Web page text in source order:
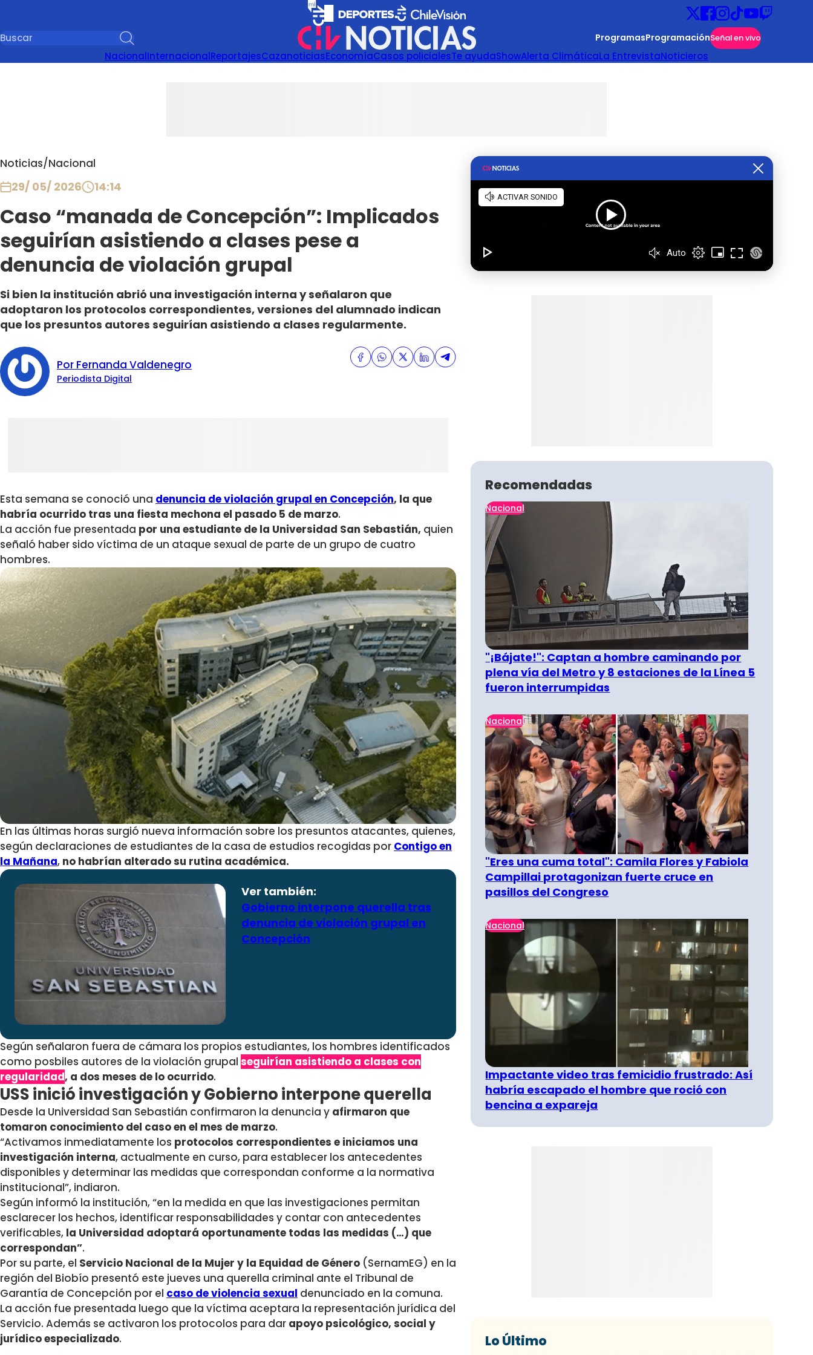
ProgramasProgramaciónSeñal en vivo
NacionalInternacionalReportajesCazanoticiasEconomíaCasos policialesTe ayudaShowAlerta ClimáticaLa EntrevistaNoticieros
Noticias/Nacional
29/ 05/ 2026 14:14
Caso “manada de Concepción”: Implicados
seguirían asistiendo a clases pese a
denuncia de violación grupal
Si bien la institución abrió una investigación interna y señalaron que
adoptaron los protocolos correspondientes, versiones del alumnado indican
que los presuntos autores seguirían asistiendo a clases regularmente.
Por Fernanda Valdenegro
Periodista Digital
Esta semana se conoció una denuncia de violación grupal en Concepción, la que
habría ocurrido tras una fiesta mechona el pasado 5 de marzo.
La acción fue presentada por una estudiante de la Universidad San Sebastián, quien
señaló haber sido víctima de un ataque sexual de parte de un grupo de cuatro
hombres.
En las últimas horas surgió nueva información sobre los presuntos atacantes, quienes,
según declaraciones de estudiantes de la casa de estudios recogidas por Contigo en
la Mañana, no habrían alterado su rutina académica.
Ver también:
Gobierno interpone querella tras
denuncia de violación grupal en
Concepción
Según señalaron fuera de cámara los propios estudiantes, los hombres identificados
como posbiles autores de la violación grupal seguirían asistiendo a clases con
regularidad, a dos meses de lo ocurrido.
USS inició investigación y Gobierno interpone querella
Desde la Universidad San Sebastián confirmaron la denuncia y afirmaron que
tomaron conocimiento del caso en el mes de marzo.
“Activamos inmediatamente los protocolos correspondientes e iniciamos una
investigación interna, actualmente en curso, para establecer los antecedentes
disponibles y determinar las medidas que correspondan conforme a la normativa
institucional”, indiaron.
Según informó la institución, “en la medida en que las investigaciones permitan
esclarecer los hechos, identificar responsabilidades y contar con antecedentes
verificables, la Universidad adoptará oportunamente todas las medidas (…) que
correspondan”.
Por su parte, el Servicio Nacional de la Mujer y la Equidad de Género (SernamEG) en la
región del Biobío presentó este jueves una querella criminal ante el Tribunal de
Garantía de Concepción por el caso de violencia sexual denunciado en la comuna.
La acción fue presentada luego que la víctima aceptara la representación jurídica del
Servicio. Además se activaron los protocolos para dar apoyo psicológico, social y
jurídico especializado.
Recomendadas
Nacional
"¡Bájate!": Captan a hombre caminando por
plena vía del Metro y 8 estaciones de la Línea 5
fueron interrumpidas
Nacional
"Eres una cuma total": Camila Flores y Fabiola
Campillai protagonizan fuerte cruce en
pasillos del Congreso
Nacional
Impactante video tras femicidio frustrado: Así
habría escapado el hombre que roció con
bencina a expareja
Lo Último